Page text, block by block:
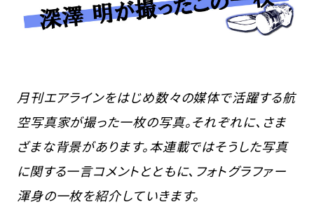
月刊エアラインをはじめ数々の媒体で活躍する航
空写真家が撮った一枚の写真。それぞれに、さま
ざまな背景があります。本連載ではそうした写真
に関する一言コメントとともに、フォトグラファー
渾身の一枚を紹介していきます。